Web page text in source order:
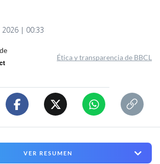
2026 | 00:33
Ética y transparencia de BBCL
VER RESUMEN